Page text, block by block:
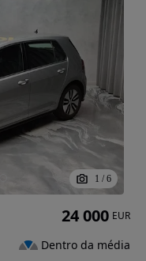
1 / 6
24 000 EUR
Dentro da média